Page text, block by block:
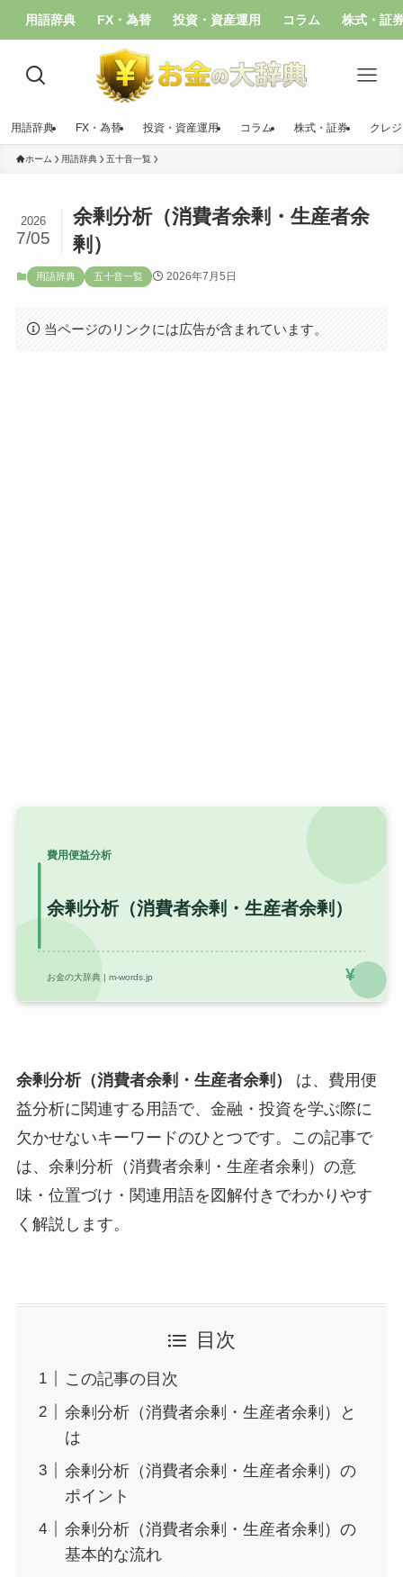
用語辞典 FX・為替 投資・資産運用 コラム 株式・証
用語辞典 FX・為替 投資・資産運用 コラム 株式・証券 クレ
ホーム 用語辞典 五十音一覧
余剰分析（消費者余剰・生産者余
剰）
2026
7/05
用語辞典 五十音一覧 2026年7月5日
当ページのリンクには広告が含まれています。
余剰分析（消費者余剰・生産者余剰）
は、費用便
益分析に関連する用語で、金融・投資を学ぶ際に
欠かせないキーワードのひとつです。この記事で
は、余剰分析（消費者余剰・生産者余剰）の意
味・位置づけ・関連用語を図解付きでわかりやす
く解説します。
目次
この記事の目次
余剰分析（消費者余剰・生産者余剰）と
は
余剰分析（消費者余剰・生産者余剰）の
ポイント
余剰分析（消費者余剰・生産者余剰）の
基本的な流れ